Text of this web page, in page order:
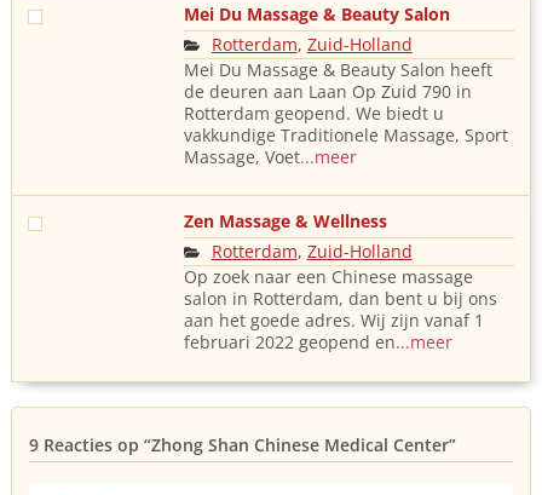
Mei Du Massage & Beauty Salon
Rotterdam, Zuid-Holland
Mei Du Massage & Beauty Salon heeft
de deuren aan Laan Op Zuid 790 in
Rotterdam geopend. We biedt u
vakkundige Traditionele Massage, Sport
Massage, Voet...meer
Zen Massage & Wellness
Rotterdam, Zuid-Holland
Op zoek naar een Chinese massage
salon in Rotterdam, dan bent u bij ons
aan het goede adres. Wij zijn vanaf 1
februari 2022 geopend en...meer
9 Reacties op “Zhong Shan Chinese Medical Center”